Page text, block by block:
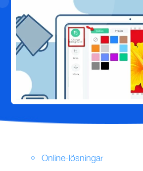
Online-lösningar